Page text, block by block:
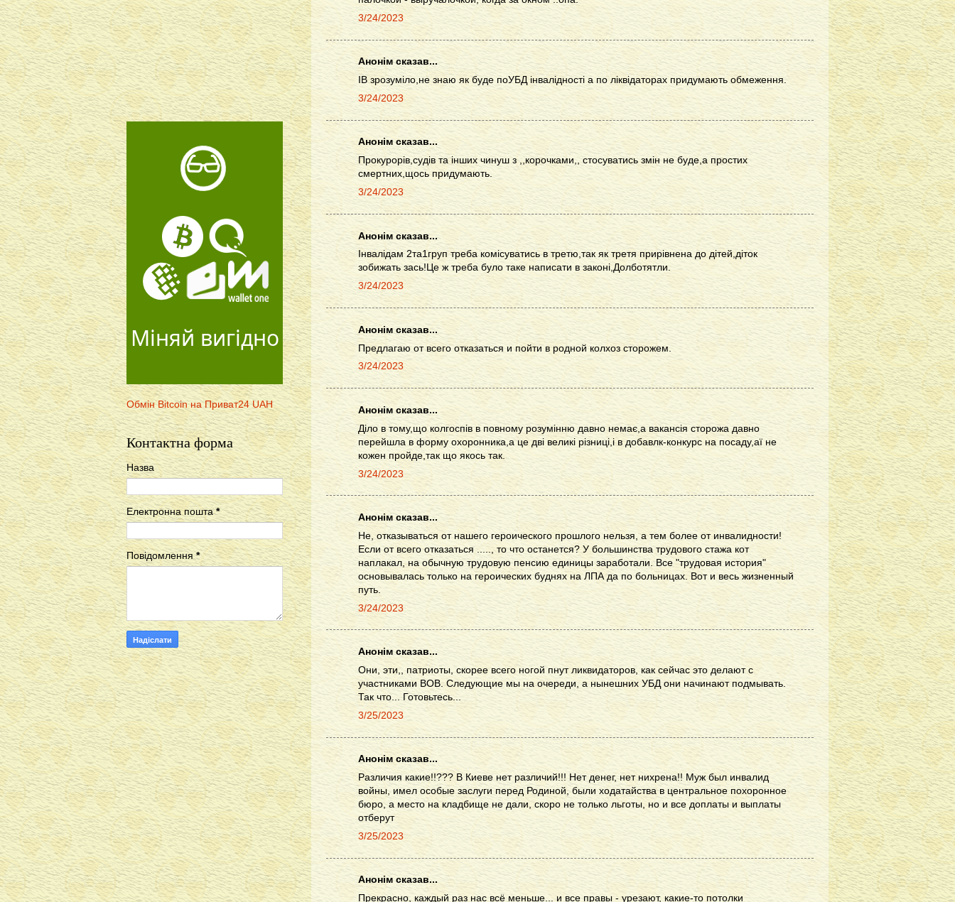
3/24/2023
Анонім сказав...
ІВ зрозуміло,не знаю як буде поУБД інвалідності а по ліквідаторах придумають обмеження.
3/24/2023
Анонім сказав...
Прокурорів,судів та інших чинуш з ,,корочками,, стосуватись змін не буде,а простих
смертних,щось придумають.
3/24/2023
Анонім сказав...
Інвалідам 2та1груп треба комісуватись в третю,так як третя прирівнена до дітей,діток
зобижать зась!Це ж треба було таке написати в законі,Долботятли.
3/24/2023
Анонім сказав...
Предлагаю от всего отказаться и пойти в родной колхоз сторожем.
3/24/2023
Анонім сказав...
Діло в тому,що колгоспів в повному розумінню давно немає,а вакансія сторожа давно
перейшла в форму охоронника,а це дві великі різниці,і в добавлк-конкурс на посаду,аї не
кожен пройде,так що якось так.
3/24/2023
Анонім сказав...
Не, отказываться от нашего героического прошлого нельзя, а тем более от инвалидности!
Если от всего отказаться ....., то что останется? У большинства трудового стажа кот
наплакал, на обычную трудовую пенсию единицы заработали. Все "трудовая история"
основывалась только на героических буднях на ЛПА да по больницах. Вот и весь жизненный
путь.
3/24/2023
Анонім сказав...
Они, эти,, патриоты, скорее всего ногой пнут ликвидаторов, как сейчас это делают с
участниками ВОВ. Следующие мы на очереди, а нынешних УБД они начинают подмывать.
Так что... Готовьтесь...
3/25/2023
Анонім сказав...
Различия какие!!??? В Киеве нет различий!!! Нет денег, нет нихрена!! Муж был инвалид
войны, имел особые заслуги перед Родиной, были ходатайства в центральное похоронное
бюро, а место на кладбище не дали, скоро не только льготы, но и все доплаты и выплаты
отберут
3/25/2023
Анонім сказав...
Прекрасно, каждый раз нас всё меньше... и все правы - урезают, какие-то потолки
Міняй вигідно
Обмін Bitcoin на Приват24 UAH
Контактна форма
Назва
Електронна пошта*
Повідомлення*